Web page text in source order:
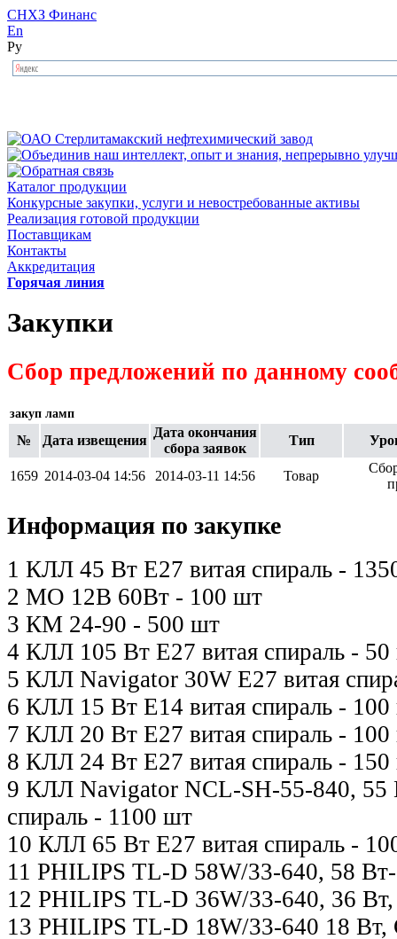
СНХЗ Финанс
En
Ру
Каталог продукции
Конкурсные закупки, услуги и невостребованные активы
Реализация готовой продукции
Поставщикам
Контакты
Аккредитация
Горячая линия
Закупки
Сбор предложений по данному
закуп ламп
№ Дата извещения
Дата окончания
сбора заявок
Тип
1659 2014-03-04 14:56 2014-03-11 14:56 Товар
Информация по закупке
1 КЛЛ 45 Вт Е27 витая спираль -
2 МО 12В 60Вт - 100 шт
3 КМ 24-90 - 500 шт
4 КЛЛ 105 Вт Е27 витая спираль -
5 КЛЛ Navigator 30W Е27 витая
6 КЛЛ 15 Вт Е14 витая спираль -
7 КЛЛ 20 Вт Е27 витая спираль -
8 КЛЛ 24 Вт Е27 витая спираль -
9 КЛЛ Navigator NCL-SH-55-840, 55
спираль - 1100 шт
10 КЛЛ 65 Вт Е27 витая спираль -
11 PHILIPS TL-D 58W/33-640, 58
12 PHILIPS TL-D 36W/33-640, 36
13 PHILIPS TL-D 18W/33-640 18 Вт,